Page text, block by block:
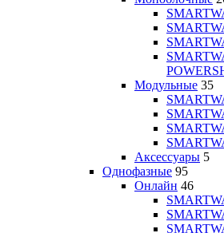
Модульные 35
Аксессуары 5
Однофазные 95
Онлайн 46